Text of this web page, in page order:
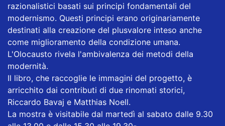
razionalistici basati sui principi fondamentali del
modernismo. Questi principi erano originariamente
destinati alla creazione del plusvalore inteso anche
come miglioramento della condizione umana.
L'Olocausto rivela l'ambivalenza dei metodi della
modernità.
Il libro, che raccoglie le immagini del progetto, è
arricchito dai contributi di due rinomati storici,
Riccardo Bavaj e Matthias Noell.
La mostra è visitabile dal martedì al sabato dalle 9.30